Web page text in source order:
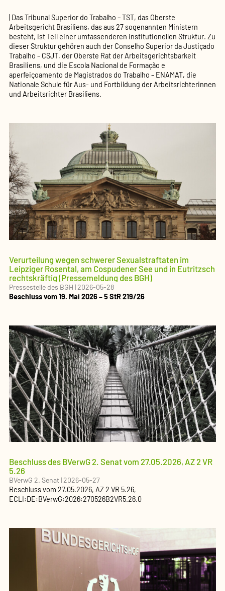
| Das Tribunal Superior do Trabalho – TST, das Oberste
Arbeitsgericht Brasiliens, das aus 27 sogenannten Ministern
besteht, ist Teil einer umfassenderen institutionellen Struktur. Zu
dieser Struktur gehören auch der Conselho Superior da Justiçado
Trabalho – CSJT, der Oberste Rat der Arbeitsgerichtsbarkeit
Brasiliens, und die Escola Nacional de Formação e
aperfeiçoamento de Magistrados do Trabalho – ENAMAT, die
Nationale Schule für Aus- und Fortbildung der Arbeitsrichterinnen
und Arbeitsrichter Brasiliens.
Verurteilung wegen schwerer Sexualstraftaten im
Leipziger Rosental, am Cospudener See und in Eutritzsch
rechtskräftig (Pressemeldung des BGH)
Pressestelle des BGH |2026-05-28
Beschluss vom 19. Mai 2026 – 5 StR 219/26
Beschluss des BVerwG 2. Senat vom 27.05.2026, AZ 2 VR
5.26
BVerwG 2. Senat|2026-05-27
Beschlussvom 27.05.2026, AZ2 VR 5.26,
ECLI:DE:BVerwG:2026:270526B2VR5.26.0